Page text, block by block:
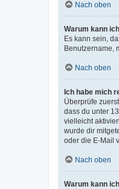
Nach oben
Warum kann
Es kann sein,
Benutzername,
Nach oben
Ich habe mich
Überprüfe
dass du unter
vielleicht
wurde dir
oder die E-Mail
Nach oben
Warum kann